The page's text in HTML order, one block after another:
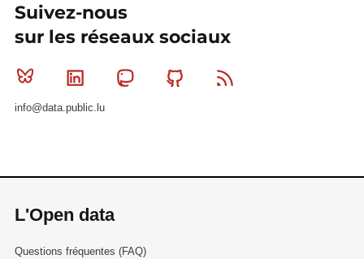
Suivez-nous
sur les réseaux sociaux
Bluesky Linkedin MastodonGithub
info@data.public.lu
L'Open data
Questions fréquentes (FAQ)